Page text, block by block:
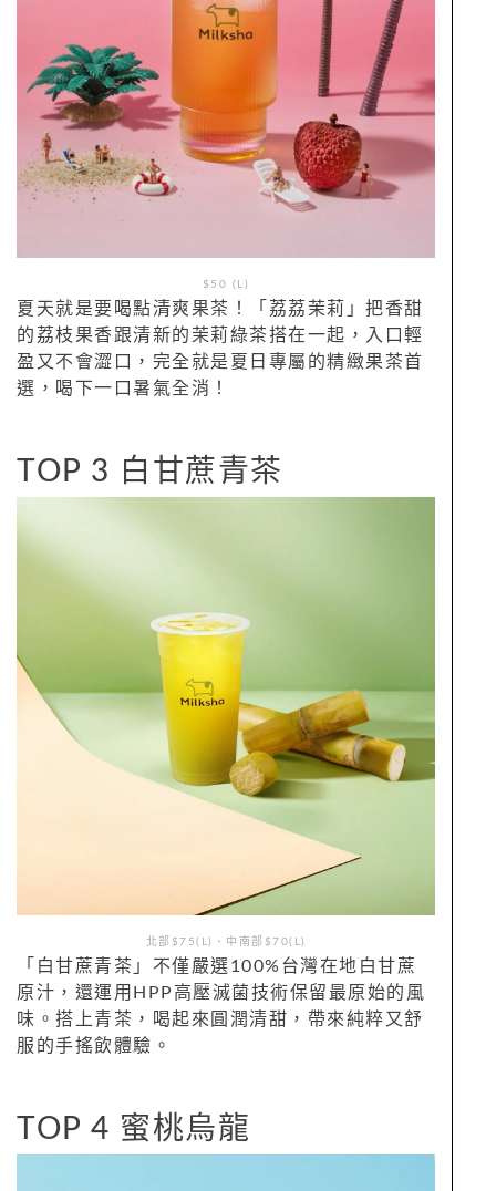
$50 (L)
夏天就是要喝點清爽果茶！「荔荔茉莉」把香甜
的荔枝果香跟清新的茉莉綠茶搭在一起，入口輕
盈又不會澀口，完全就是夏日專屬的精緻果茶首
選，喝下一口暑氣全消！
TOP 3 白甘蔗青茶
北部$75(L)、中南部$70(L)
「白甘蔗青茶」不僅嚴選100%台灣在地白甘蔗
原汁，還運用HPP高壓滅菌技術保留最原始的風
味。搭上青茶，喝起來圓潤清甜，帶來純粹又舒
服的手搖飲體驗。
TOP 4 蜜桃烏龍